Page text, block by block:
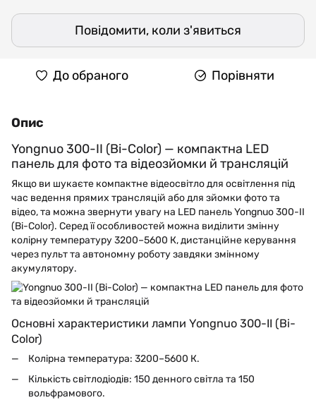
Повідомити, коли з'явиться
До обраного Порівняти
Опис
Yongnuo 300-II (Bi-Color) — компактна LED
панель для фото та відеозйомки й трансляцій
Якщо ви шукаєте компактне відеосвітло для освітлення під
час ведення прямих трансляцій або для зйомки фото та
відео, та можна звернути увагу на LED панель Yongnuo 300-II
(Bi-Color). Серед її особливостей можна виділити змінну
колірну температуру 3200–5600 К, дистанційне керування
через пульт та автономну роботу завдяки змінному
акумулятору.
Основні характеристики лампи Yongnuo 300-II (Bi-
Color)
Колірна температура: 3200–5600 К.
Кількість світлодіодів: 150 денного світла та 150
вольфрамового.